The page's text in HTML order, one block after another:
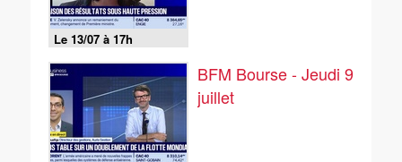
Le 13/07 à 17h
BFM Bourse - Jeudi 9
juillet